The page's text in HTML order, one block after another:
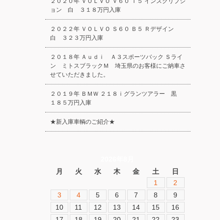
ョン 白 ３１８万円入庫
２０２２年 ＶＯＬＶＯ Ｓ６０ Ｂ５ Ｒデザイン
白 ３２３万円入庫
２０１８年 Ａｕｄｉ Ａ３スポーツバック Ｓライ
ン ミトスブラックＭ 埼玉県のお客様にご納車さ
せていただきました。
２０１９年 ＢＭＷ ２１８ｉグランツアラー 黒
１８５万円入庫
★新入庫車輌のご紹介★
月
火 水 木 金 土
日
1
2
3
4 5 6 7 8
9
10
11 12 13 14 15
16